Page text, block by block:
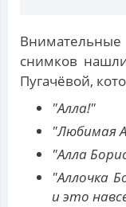
снимков
Пугачёвой,
"Алла!"
"Любимая
"Алла
"Аллочка
и это